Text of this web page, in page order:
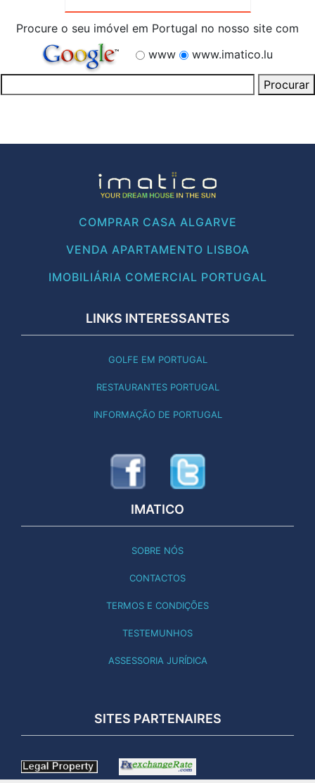
Procure o seu imóvel em Portugal no nosso site com
www
www.imatico.lu
COMPRAR CASA ALGARVE
VENDA APARTAMENTO LISBOA
IMOBILIÁRIA COMERCIAL PORTUGAL
LINKS INTERESSANTES
GOLFE EM PORTUGAL
RESTAURANTES PORTUGAL
INFORMAÇÃO DE PORTUGAL
IMATICO
SOBRE NÓS
CONTACTOS
TERMOS E CONDIÇÕES
TESTEMUNHOS
ASSESSORIA JURÍDICA
SITES PARTENAIRES